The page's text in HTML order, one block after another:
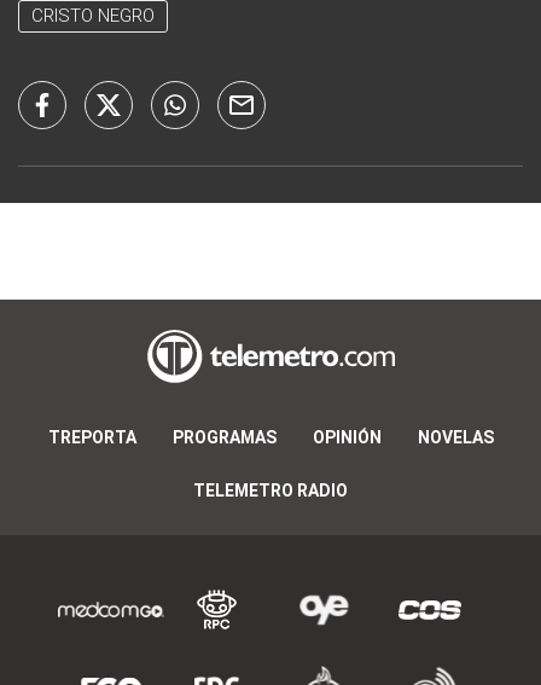
CRISTO NEGRO
TREPORTA PROGRAMAS OPINIÓN NOVELAS
TELEMETRO RADIO